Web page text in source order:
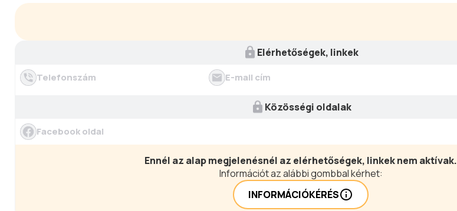
Elérhetőségek, linkek
Telefonszám E-mail cím
Közösségi oldalak
Facebook oldal
Ennél az alap megjelenésnél az elérhetőségek, linkek nem aktívak.
Információt az alábbi gombbal kérhet:
INFORMÁCIÓKÉRÉS